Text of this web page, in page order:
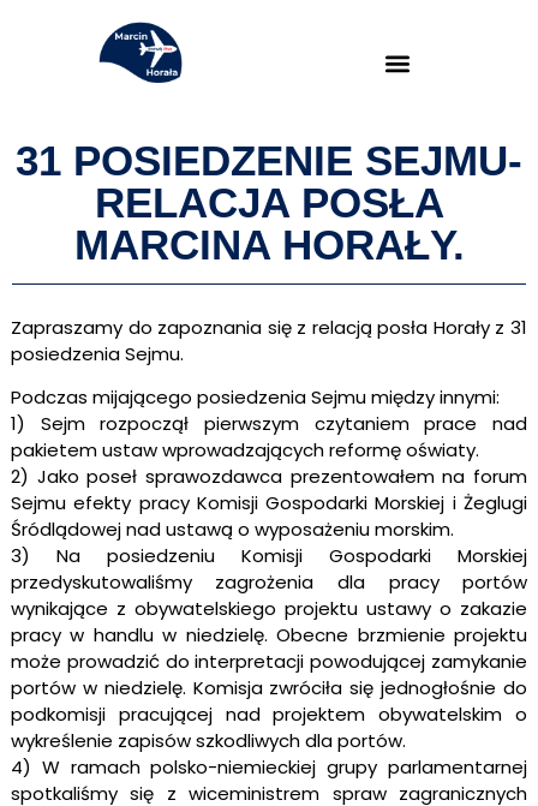
31 POSIEDZENIE SEJMU-
RELACJA POSŁA
MARCINA HORAŁY.
Zapraszamy do zapoznania się z relacją posła Horały z 31
posiedzenia Sejmu.
Podczas mijającego posiedzenia Sejmu między innymi:
1) Sejm rozpoczął pierwszym czytaniem prace nad
pakietem ustaw wprowadzających reformę oświaty.
2) Jako poseł sprawozdawca prezentowałem na forum
Sejmu efekty pracy Komisji Gospodarki Morskiej i Żeglugi
Śródlądowej nad ustawą o wyposażeniu morskim.
3) Na posiedzeniu Komisji Gospodarki Morskiej
przedyskutowaliśmy zagrożenia dla pracy portów
wynikające z obywatelskiego projektu ustawy o zakazie
pracy w handlu w niedzielę. Obecne brzmienie projektu
może prowadzić do interpretacji powodującej zamykanie
portów w niedzielę. Komisja zwróciła się jednogłośnie do
podkomisji pracującej nad projektem obywatelskim o
wykreślenie zapisów szkodliwych dla portów.
4) W ramach polsko-niemieckiej grupy parlamentarnej
spotkaliśmy się z wiceministrem spraw zagranicznych